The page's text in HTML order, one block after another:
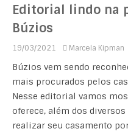
Editorial lindo na
Búzios
19/03/2021 Marcela Kipman
Búzios vem sendo
mais procurados pelos
Nesse editorial vamos
oferece, além dos
realizar seu casamento